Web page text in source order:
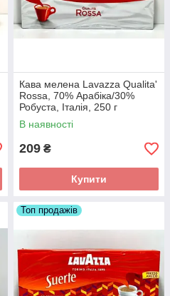
Кава мелена Lavazza Qualita'
Rossa, 70% Арабіка/30%
Робуста, Італія, 250 г
В наявності
209 ₴
Купити
Топ продажів